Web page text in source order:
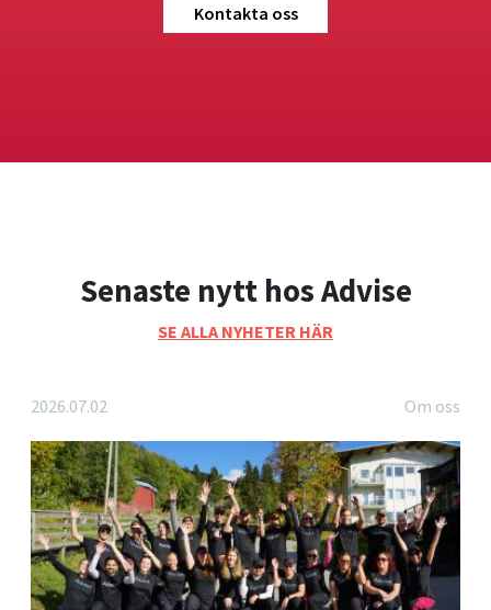
Kontakta oss
Senaste nytt hos Advise
SE ALLA NYHETER HÄR
2026.07.02 Om oss